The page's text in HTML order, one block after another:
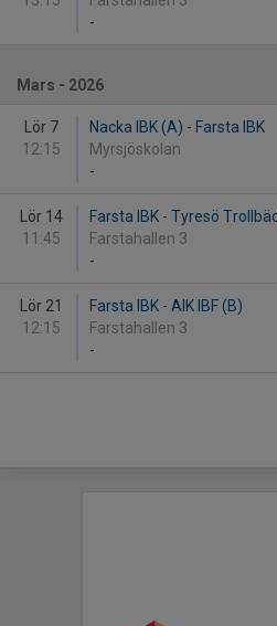
-
Mars - 2026
Lör 7
12:15
Nacka IBK (A) - Farsta IBK
Myrsjöskolan
-
Lör 14
11:45
Farsta IBK - Tyresö
Farstahallen 3
-
Lör 21
12:15
Farsta IBK - AIK IBF (B)
Farstahallen 3
-